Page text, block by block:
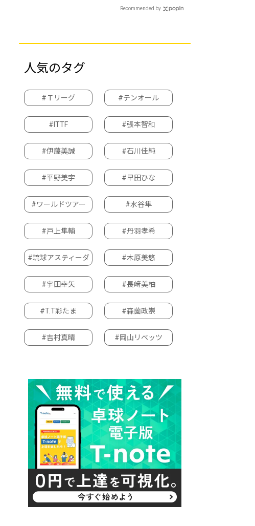
目指している」＜卓
Recommended by
人気のタグ
#Ｔリーグ #テンオール
#ITTF #張本智和
#伊藤美誠 #石川佳純
#平野美宇 #早田ひな
#ワールドツアー #水谷隼
#戸上隼輔 #丹羽孝希
#琉球アスティーダ #木原美悠
#宇田幸矢 #長﨑美柚
#T.T彩たま #森薗政崇
#吉村真晴 #岡山リベッツ